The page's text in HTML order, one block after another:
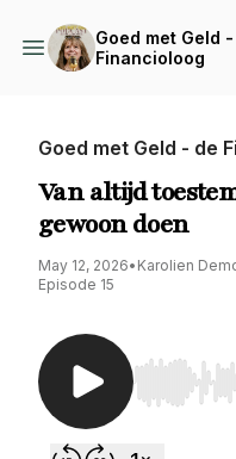
Goed met Geld
Financioloog
Goed met Geld - de
Van altijd
gewoon doen
May 12, 2026• Karolien
Episode 15
Use Left/